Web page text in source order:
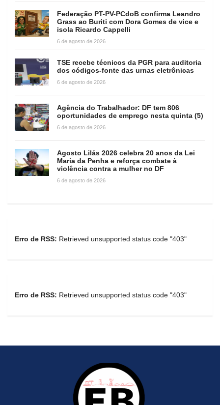
Federação PT-PV-PCdoB confirma Leandro
Grass ao Buriti com Dora Gomes de vice e
isola Ricardo Cappelli
6 de agosto de 2026
TSE recebe técnicos da PGR para auditoria
dos códigos-fonte das urnas eletrônicas
6 de agosto de 2026
Agência do Trabalhador: DF tem 806
oportunidades de emprego nesta quinta (5)
6 de agosto de 2026
Agosto Lilás 2026 celebra 20 anos da Lei
Maria da Penha e reforça combate à
violência contra a mulher no DF
6 de agosto de 2026
Erro de RSS: Retrieved unsupported status code "403"
Erro de RSS: Retrieved unsupported status code "403"